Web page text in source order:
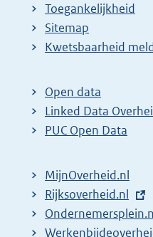
Toegankelijkheid
Sitemap
E
t
e
r
l
i
n
Kwetsbaarheid
Open data
Linked Data
PUC Open Data
MijnOverheid.nl
E
x
t
Rijksoverheid.nl
E
x
E